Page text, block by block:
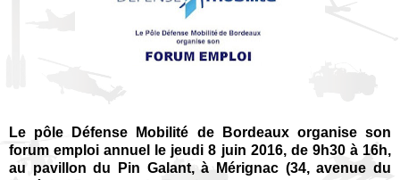
Le pôle Défense Mobilité de Bordeaux organise son
forum emploi annuel le jeudi 8 juin 2016, de 9h30 à 16h,
au pavillon du Pin Galant, à Mérignac (34, avenue du